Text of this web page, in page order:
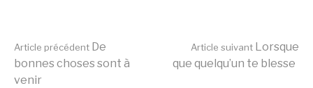
Lire
Article précédent De
bonnes choses sont à
venir
Article suivant Lorsque
que quelqu’un te blesse